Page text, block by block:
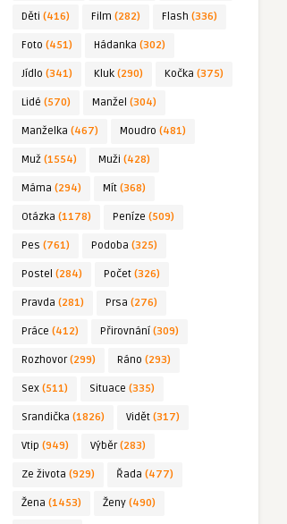
Děti (416) Film (282) Flash (336)
Foto (451) Hádanka (302)
Jídlo (341) Kluk (290) Kočka (375)
Lidé (570) Manžel (304)
Manželka (467) Moudro (481)
Muž (1554) Muži (428)
Máma (294) Mít (368)
Otázka (1178) Peníze (509)
Pes (761) Podoba (325)
Postel (284) Počet (326)
Pravda (281) Prsa (276)
Práce (412) Přirovnání (309)
Rozhovor(299) Ráno (293)
Sex (511) Situace (335)
Srandička (1826) Vidět (317)
Vtip (949) Výběr(283)
Ze života (929) Řada (477)
Žena (1453) Ženy (490)